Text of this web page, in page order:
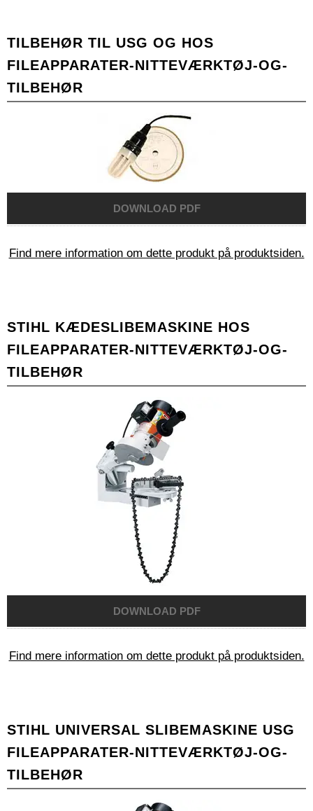
TILBEHØR TIL USG OG HOS
FILEAPPARATER-NITTEVÆRKTØJ-OG-
TILBEHØR
Find mere information om dette produkt på produktsiden.
STIHL KÆDESLIBEMASKINE HOS
FILEAPPARATER-NITTEVÆRKTØJ-OG-
TILBEHØR
Find mere information om dette produkt på produktsiden.
STIHL UNIVERSAL SLIBEMASKINE USG
FILEAPPARATER-NITTEVÆRKTØJ-OG-
TILBEHØR